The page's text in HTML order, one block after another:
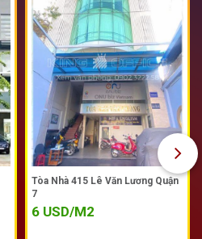
Tòa Nhà 415 Lê Văn Lương Quận
7
6 USD/M2